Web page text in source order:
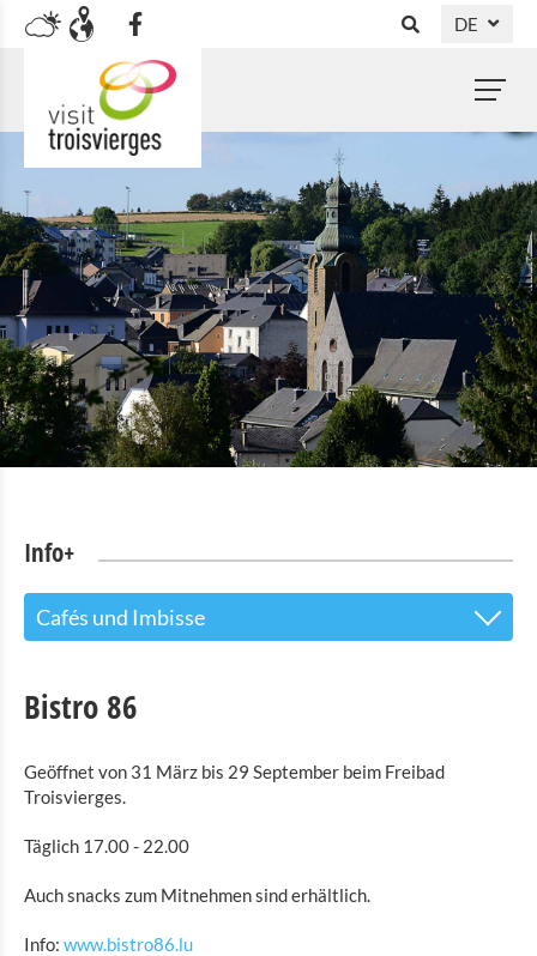
DE
FR
EN
Info+
Cafés und Imbisse
Sehenswürdigkeiten
Naturpark Our
Shopping
Mobilität in Troisvierges
Bistro 86
Geöffnet von 31 März bis 29 September beim Freibad
Troisvierges.
Täglich 17.00 - 22.00
Auch snacks zum Mitnehmen sind erhältlich.
Info: www.bistro86.lu